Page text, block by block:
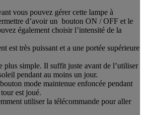
vous pouvez gérer cette lampe à
d’avoir un bouton ON / OFF et le
également choisir l’intensité de la
est très puissant et a une portée supérieure
plus simple. Il suffit juste avant de l’utiliser
pendant au moins un jour.
mode maintenue enfoncée pendant
est joué.
utiliser la télécommande pour aller